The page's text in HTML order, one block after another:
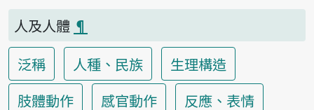
人及人體 ¶
泛稱
人種、民族
生理構造
肢體動作
感官動作 反應、表情